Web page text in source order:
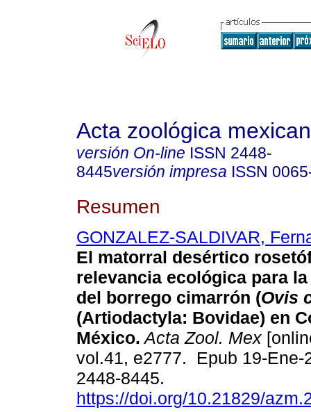
Acta zoológica
versión On-line ISSN 2448-
8445versión impresa ISSN
Resumen
GONZALEZ-SALDIVAR,
El matorral desértico
relevancia ecológica para
del borrego cimarrón (Ovis
(Artiodactyla: Bovidae) en
México. Acta Zool. Mex
vol.41, e2777. Epub 19-Ene-
2448-8445.
https://doi.org/10.21829/